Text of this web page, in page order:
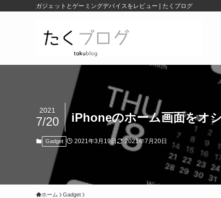
ガジェットとゲーミングデバイスをレビュー | たくブログ
iPhoneのホーム画面をオ
2021
7/20
Gadget 2021年3月19日 2021年7月20日
ホーム Gadget